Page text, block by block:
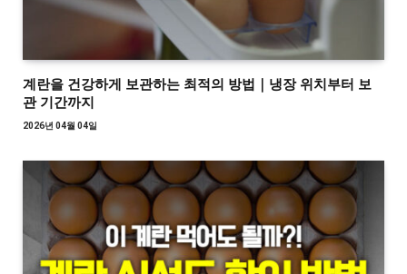
계란을 건강하게 보관하는 최적의 방법｜냉장 위치부터 보
관 기간까지
2026년 04월 04일